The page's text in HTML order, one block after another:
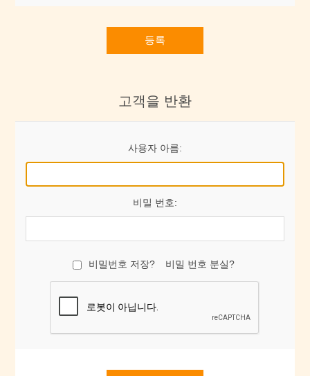
등록
고객을 반환
사용자 아름:
비밀 번호:
비밀번호 저장? 비밀 번호 분실?